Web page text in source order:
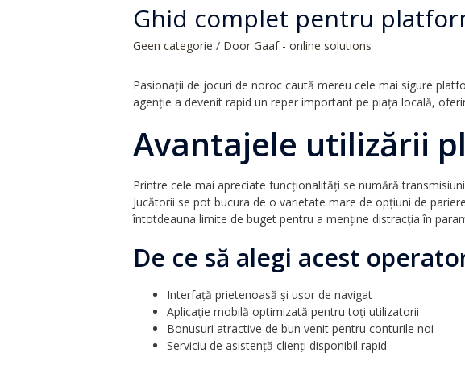
Ghid complet pentru
Geen categorie / DoorGaaf - online solutions
Pasionații de jocuri de noroc caută mereu cele mai sigure
agenție a devenit rapid un reper important pe piața locală,
Avantajele utilizării
Printre cele mai apreciate funcționalități se numără
Jucătorii se pot bucura de o varietate mare de opțiuni de
întotdeauna limite de buget pentru a menține distracția în
De ce să alegi acest
Interfață prietenoasă și ușor de navigat
Aplicație mobilă optimizată pentru toți utilizatorii
Bonusuri atractive de bun venit pentru conturile noi
Serviciu de asistență clienți disponibil rapid